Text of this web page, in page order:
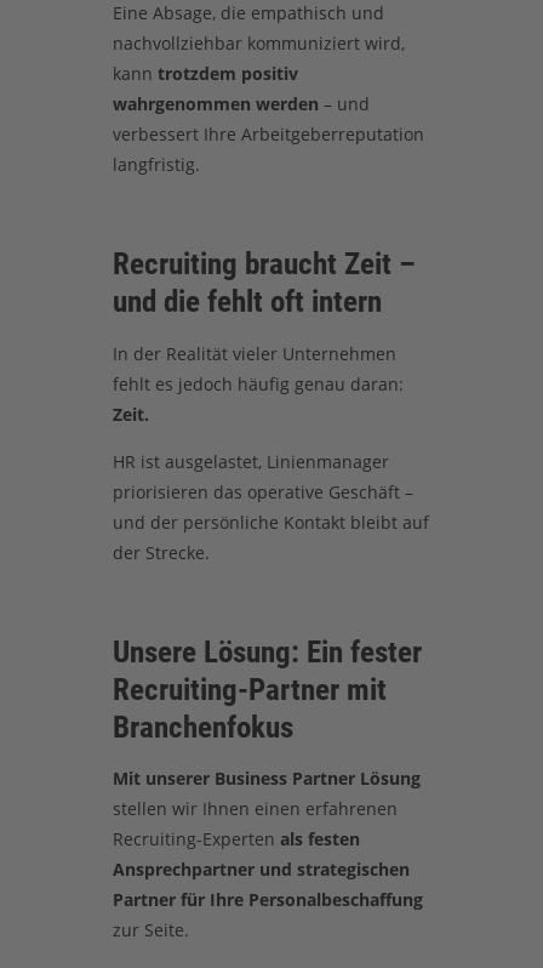
Eine Absage, die empathisch und
nachvollziehbar kommuniziert wird,
kann trotzdem positiv
wahrgenommen werden – und
verbessert Ihre Arbeitgeberreputation
langfristig.
Recruiting braucht Zeit –
und die fehlt oft intern
In der Realität vieler Unternehmen
fehlt es jedoch häufig genau daran:
Zeit.
HR ist ausgelastet, Linienmanager
priorisieren das operative Geschäft –
und der persönliche Kontakt bleibt auf
der Strecke.
Unsere Lösung: Ein fester
Recruiting-Partner mit
Branchenfokus
Mit unserer Business Partner Lösung
stellen wir Ihnen einen erfahrenen
Recruiting-Experten als festen
Ansprechpartner und strategischen
Partner für Ihre Personalbeschaffung
zur Seite.